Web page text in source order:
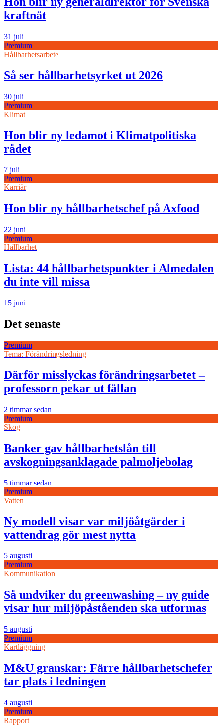
kraftnät
31 juli
Premium
Hållbarhetsarbete
Så ser hållbarhetsyrket ut 2026
30 juli
Premium
Klimat
Hon blir ny ledamot i Klimatpolitiska
rådet
7 juli
Premium
Karriär
Hon blir ny hållbarhetschef på Axfood
22 juni
Premium
Hållbarhet
Lista: 44 hållbarhetspunkter i Almedalen
du inte vill missa
15 juni
Det senaste
Premium
Tema: Förändringsledning
Därför misslyckas förändringsarbetet –
professorn pekar ut fällan
2 timmar sedan
Premium
Skog
Banker gav hållbarhetslån till
avskogningsanklagade palmoljebolag
5 timmar sedan
Premium
Vatten
Ny modell visar var miljöåtgärder i
vattendrag gör mest nytta
5 augusti
Premium
Kommunikation
Så undviker du greenwashing – ny guide
visar hur miljöpåståenden ska utformas
5 augusti
Premium
Kartläggning
M&U granskar: Färre hållbarhetschefer
tar plats i ledningen
4 augusti
Premium
Rapport